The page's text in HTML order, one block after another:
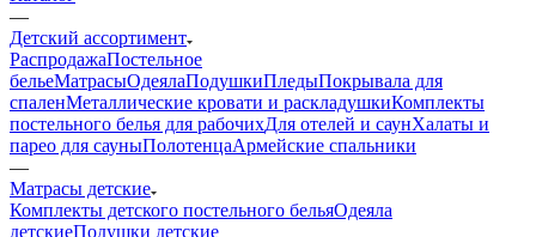
—
Детский ассортимент
РаспродажаПостельное
бельеМатрасыОдеялаПодушкиПледыПокрывала для
спаленМеталлические кровати и раскладушкиКомплекты
постельного белья для рабочихДля отелей и саунХалаты и
парео для сауныПолотенцаАрмейские спальники
—
Матрасы детские
Комплекты детского постельного бельяОдеяла
детскиеПодушки детские